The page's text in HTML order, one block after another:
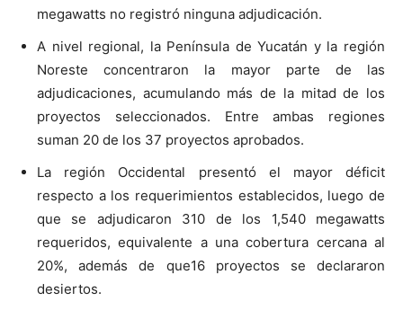
megawatts no registró ninguna adjudicación.
A nivel regional, la Península de Yucatán y la región
Noreste concentraron la mayor parte de las
adjudicaciones, acumulando más de la mitad de los
proyectos seleccionados. Entre ambas regiones
suman 20 de los 37 proyectos aprobados.
La región Occidental presentó el mayor déficit
respecto a los requerimientos establecidos, luego de
que se adjudicaron 310 de los 1,540 megawatts
requeridos, equivalente a una cobertura cercana al
20%, además de que16 proyectos se declararon
desiertos.